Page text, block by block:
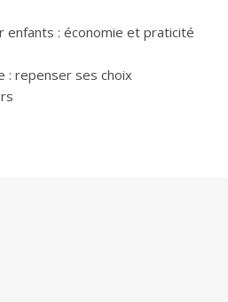
: économie et praticité
: repenser ses choix